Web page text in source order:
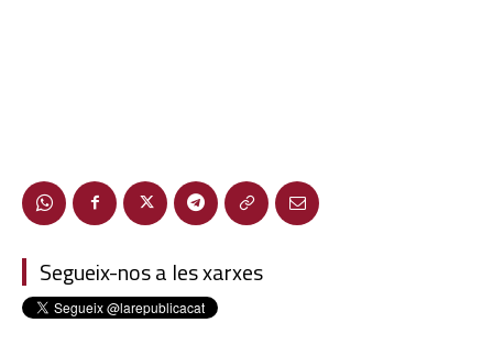
Segueix-nos a les xarxes